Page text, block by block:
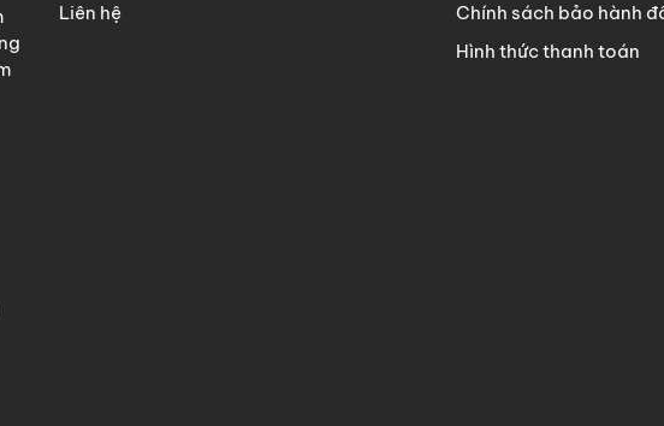
Liên hệ
Chính sách bảo hành
Hình thức thanh toán